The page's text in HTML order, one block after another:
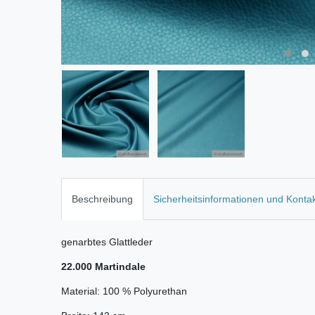
Beschreibung Sicherheitsinformationen und
genarbtes Glattleder
22.000 Martindale
Material: 100 % Polyurethan